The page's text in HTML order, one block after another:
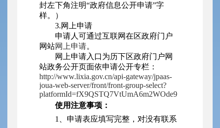
封左下角注明“政府信息公开申请”字
样。）
3.网上申请
申请人可通过互联网在区政府门户
网站网上申请。
网上申请入口为历下区政府门户网
站政务公开页面依申请公开专栏：
http://www.lixia.gov.cn/api-gateway/jpaas-
joua-web-server/front/front-group-select?
platformId=fX9QSTQ7VtUmA6m2WOde9
使用注意事项：
1、申请表应填写完整，对没有联系